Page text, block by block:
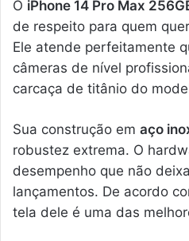
O iPhone 14 Pro Max
de respeito para quem
Ele atende perfeitamente
câmeras de nível
carcaça de titânio do
Sua construção em aço
robustez extrema. O
desempenho que não
lançamentos. De acordo
tela dele é uma das